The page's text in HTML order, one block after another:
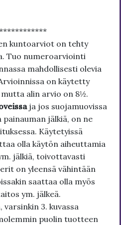
kuntoarviot on tehty
Tuo numeroarviointi
mahdollisesti olevia
on käytetty
alin arvio on 8½.
ja jos suojamuovissa
jälkiä, on ne
Käytetyissä
olla käytön aiheuttamia
jälkiä, toivottavasti
on yleensä vähintään
saattaa olla myös
ym. jälkeä.
varsinkin 3. kuvassa
puolin tuotteen